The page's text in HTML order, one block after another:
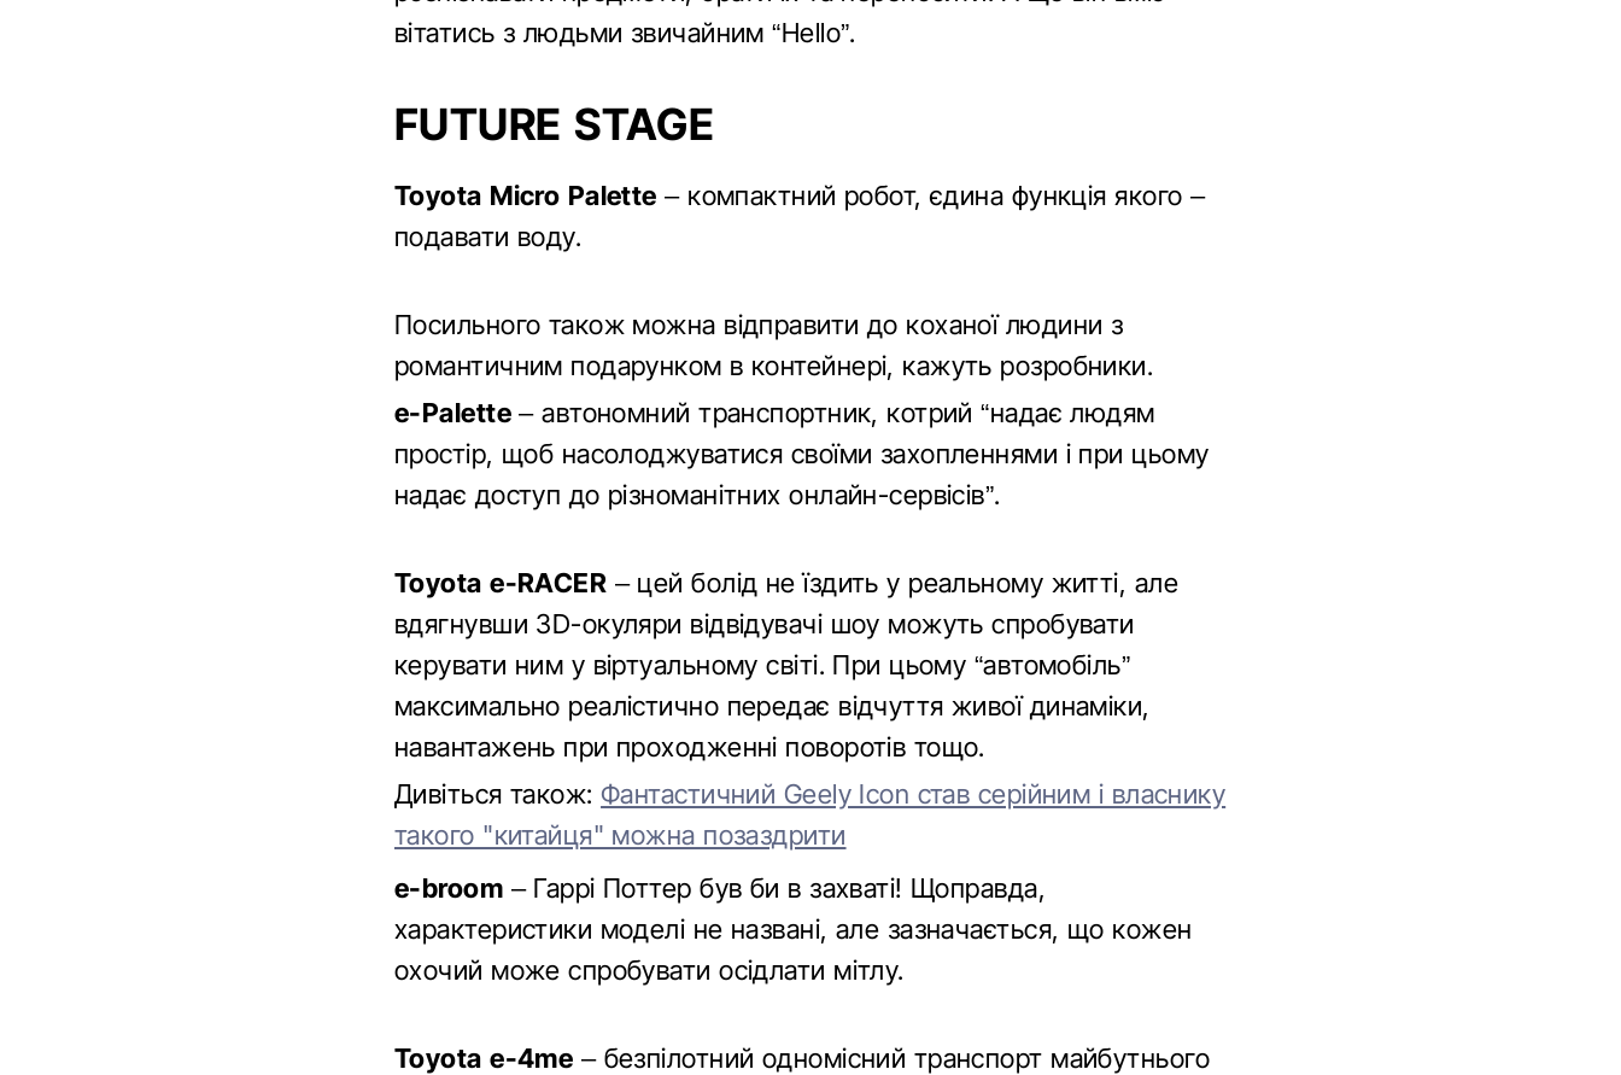
вітатись з людьми звичайним “Hello”.
FUTURE STAGE
Toyota Micro Palette – компактний робот, єдина функція якого –
подавати воду.
Посильного також можна відправити до коханої людини з
романтичним подарунком в контейнері, кажуть розробники.
e-Palette– автономний транспортник, котрий “надає людям
простір, щоб насолоджуватися своїми захопленнями і при цьому
надає доступ до різноманітних онлайн-сервісів”.
Toyota e-RACER – цей болід не їздить у реальному житті, але
вдягнувши 3D-окуляри відвідувачі шоу можуть спробувати
керувати ним у віртуальному світі. При цьому “автомобіль”
максимально реалістично передає відчуття живої динаміки,
навантажень при проходженні поворотів тощо.
Дивіться також:Фантастичний Geely Icon став серійним і власнику
такого "китайця" можна позаздрити
e-broom – Гаррі Поттер був би в захваті! Щоправда,
характеристики моделі не названі, але зазначається, що кожен
охочий може спробувати осідлати мітлу.
Toyota e-4me – безпілотний одномісний транспорт майбутнього